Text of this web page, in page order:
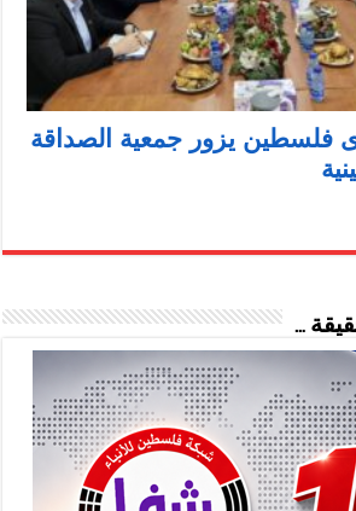
فلسطين يزور جمعية الصداقة